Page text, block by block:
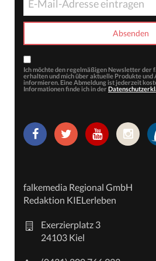
Ich möchte den regelmäßigen Newsletter der
erhalten und mich über aktuelle Produkte und
informieren. Eine Abmeldung ist jederzeit
Informationen finde ich in der
falkemedia Regional GmbH
Redaktion KIELerleben
Exerzierplatz 3
24103 Kiel